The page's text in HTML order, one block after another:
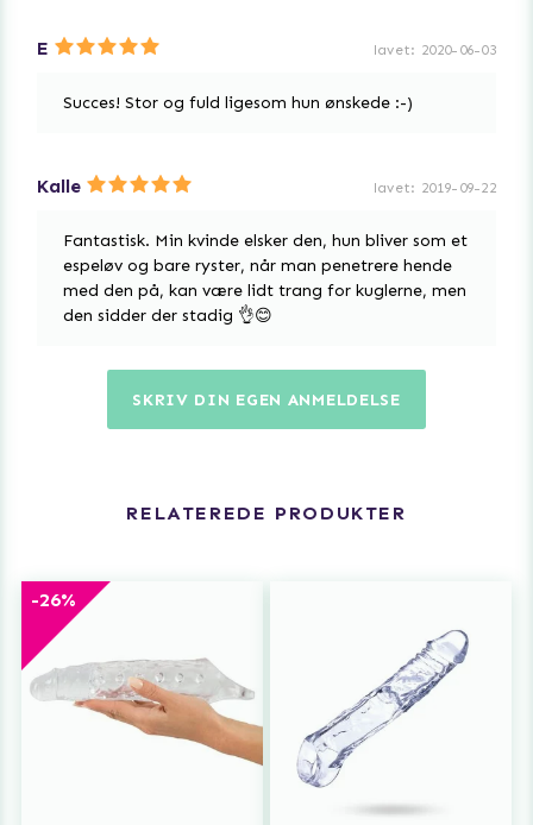
E lavet: 2020-06-03
Succes! Stor og fuld ligesom hun ønskede :-)
Kalle lavet: 2019-09-22
Fantastisk. Min kvinde elsker den, hun bliver som et
espeløv og bare ryster, når man penetrere hende
med den på, kan være lidt trang for kuglerne, men
den sidder der stadig 👌😊
SKRIV DIN EGEN ANMELDELSE
RELATEREDE PRODUKTER
-26%